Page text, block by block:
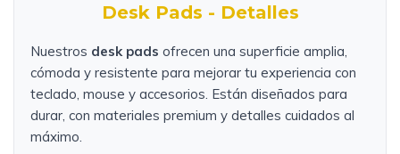
Desk Pads - Detalles
Nuestros desk pads ofrecen una superficie amplia,
cómoda y resistente para mejorar tu experiencia con
teclado, mouse y accesorios. Están diseñados para
durar, con materiales premium y detalles cuidados al
máximo.